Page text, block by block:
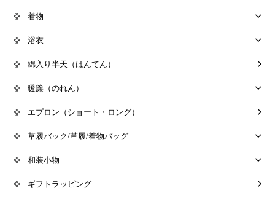
着物
浴衣
綿入り半天（はんてん）
暖簾（のれん）
エプロン（ショート・ロング）
草履バック/草履/着物バッグ
和装小物
ギフトラッピング